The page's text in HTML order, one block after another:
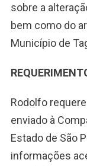
sobre a
bem como do
Município de
Rodolfo
enviado à
Estado de São
informações